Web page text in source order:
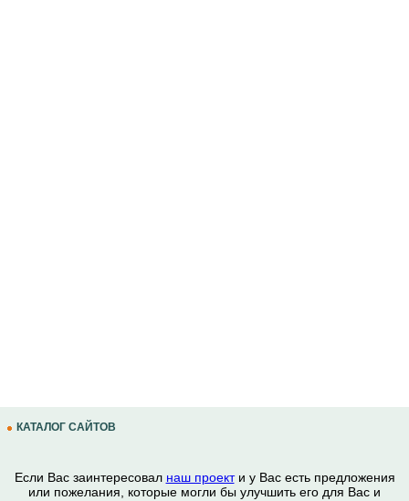
КАТАЛОГ САЙТОВ
Если Вас заинтересовал наш проекти у Вас есть предложения
или пожелания, которые могли бы улучшить его для Вас и